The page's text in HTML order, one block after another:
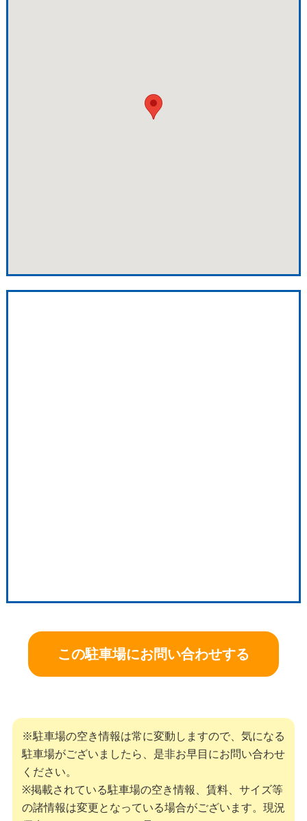
この駐車場にお問い合わせする
※駐車場の空き情報は常に変動しますので、気になる
駐車場がございましたら、是非お早目にお問い合わせ
ください。
※掲載されている駐車場の空き情報、賃料、サイズ等
の諸情報は変更となっている場合がございます。現況